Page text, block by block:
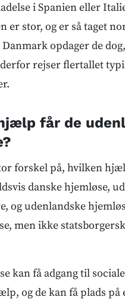
i Spanien eller
er stor, og er så taget
opdager de
derfor rejser flertallet
får de
forskel på, hvilken
danske hjemløse,
og udenlandske
men ikke
kan få adgang til
og de kan få plads på